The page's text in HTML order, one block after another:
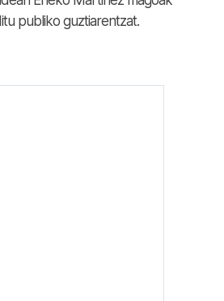
publiko guztiarentzat.